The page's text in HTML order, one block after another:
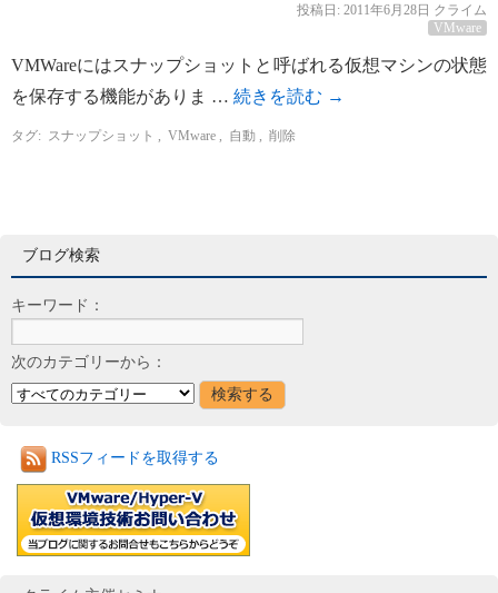
投稿日: 2011年6月28日 クライム
VMware
VMWareにはスナップショットと呼ばれる仮想マシンの状態
を保存する機能がありま … 続きを読む →
タグ: スナップショット VMware 自動 削除
ブログ検索
キーワード：
次のカテゴリーから：
RSSフィードを取得する